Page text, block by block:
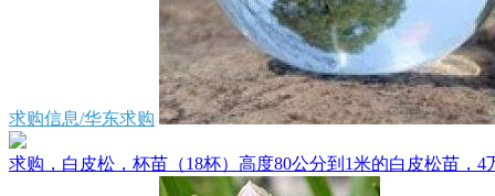
求购信息/华东求购
求购，白皮松，杯苗（18杯）高度80公分到1米的白皮松苗，4